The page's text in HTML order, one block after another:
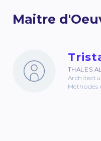
Maitre
THALES
Méthodes